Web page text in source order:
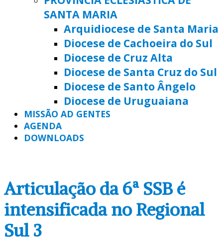
SANTA MARIA
Arquidiocese de Santa Maria
Diocese de Cachoeira do Sul
Diocese de Cruz Alta
Diocese de Santa Cruz do Sul
Diocese de Santo Ângelo
Diocese de Uruguaiana
MISSÃO AD GENTES
AGENDA
DOWNLOADS
Articulação da 6ª SSB é
intensificada no Regional
Sul 3